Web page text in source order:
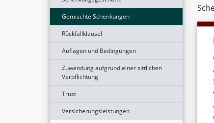
Gemischte Schenkungen
Rückfallklausel
Auflagen und Bedingungen
Zuwendung aufgrund einer sittlichen
Verpflichtung
Trust
Versicherungsleistungen